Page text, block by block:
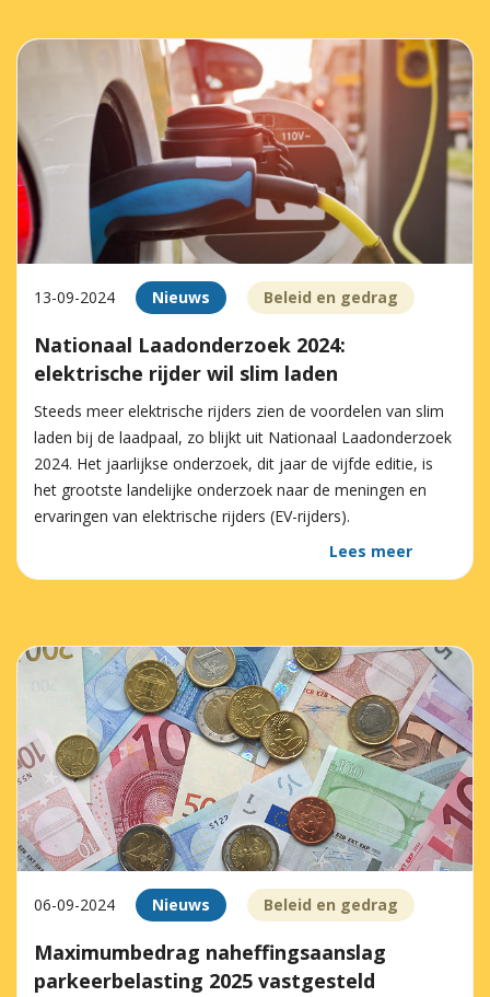
13-09-2024 Nieuws Beleid en gedrag
Nationaal Laadonderzoek 2024:
elektrische rijder wil slim laden
Steeds meer elektrische rijders zien de voordelen van slim
laden bij de laadpaal, zo blijkt uit Nationaal Laadonderzoek
2024. Het jaarlijkse onderzoek, dit jaar de vijfde editie, is
het grootste landelijke onderzoek naar de meningen en
ervaringen van elektrische rijders (EV-rijders).
Lees meer
06-09-2024 Nieuws Beleid en gedrag
Maximumbedrag naheffingsaanslag
parkeerbelasting 2025 vastgesteld